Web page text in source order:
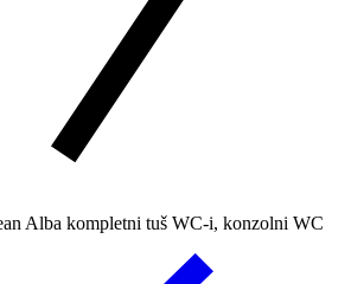
Alba kompletni tuš WC-i, konzolni WC